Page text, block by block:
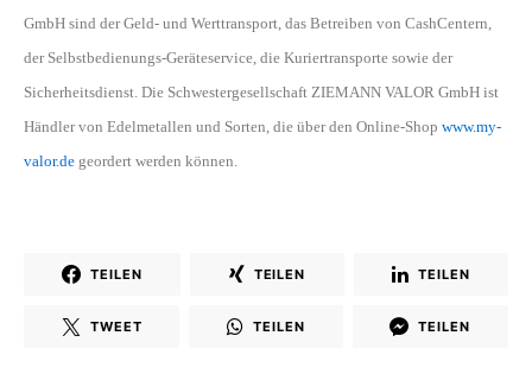
GmbH sind der Geld- und Werttransport, das Betreiben von CashCentern,
der Selbstbedienungs-Geräteservice, die Kuriertransporte sowie der
Sicherheitsdienst. Die Schwestergesellschaft ZIEMANN VALOR GmbH ist
Händler von Edelmetallen und Sorten, die über den Online-Shop www.my-
valor.de geordert werden können.
TEILEN TEILEN TEILEN
TWEET TEILEN TEILEN